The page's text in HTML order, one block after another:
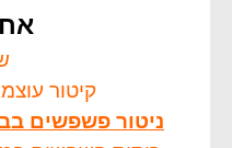
קיטור עוצמתי 200
ניטור פשפשים